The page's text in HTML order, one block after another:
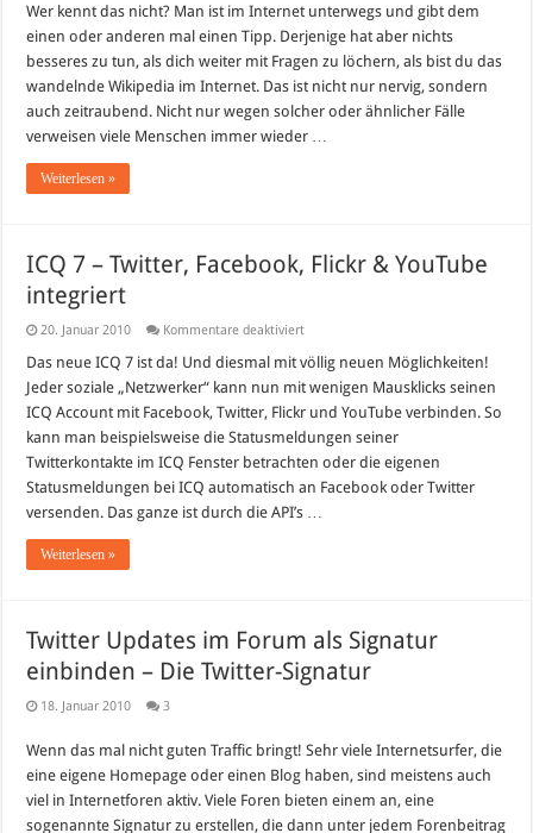
Wer kennt das nicht? Man ist im Internet unterwegs und gibt dem
einen oder anderen mal einen Tipp. Derjenige hat aber nichts
besseres zu tun, als dich weiter mit Fragen zu löchern, als bist du das
wandelnde Wikipedia im Internet. Das ist nicht nur nervig, sondern
auch zeitraubend. Nicht nur wegen solcher oder ähnlicher Fälle
verweisen viele Menschen immer wieder …
Weiterlesen »
ICQ 7 – Twitter, Facebook, Flickr & YouTube
integriert
20. Januar 2010 Kommentare deaktiviertfür
7
Twitter,
Facebook,
Flickr
&
integriert
Das neue ICQ 7 ist da! Und diesmal mit völlig neuen Möglichkeiten!
Jeder soziale „Netzwerker“ kann nun mit wenigen Mausklicks seinen
ICQ Account mit Facebook, Twitter, Flickr und YouTube verbinden. So
kann man beispielsweise die Statusmeldungen seiner
Twitterkontakte im ICQ Fenster betrachten oder die eigenen
Statusmeldungen bei ICQ automatisch an Facebook oder Twitter
versenden. Das ganze ist durch die API’s …
Weiterlesen »
Twitter Updates im Forum als Signatur
einbinden – Die Twitter-Signatur
18. Januar 2010 3
Wenn das mal nicht guten Traffic bringt! Sehr viele Internetsurfer, die
eine eigene Homepage oder einen Blog haben, sind meistens auch
viel in Internetforen aktiv. Viele Foren bieten einem an, eine
sogenannte Signatur zu erstellen, die dann unter jedem Forenbeitrag